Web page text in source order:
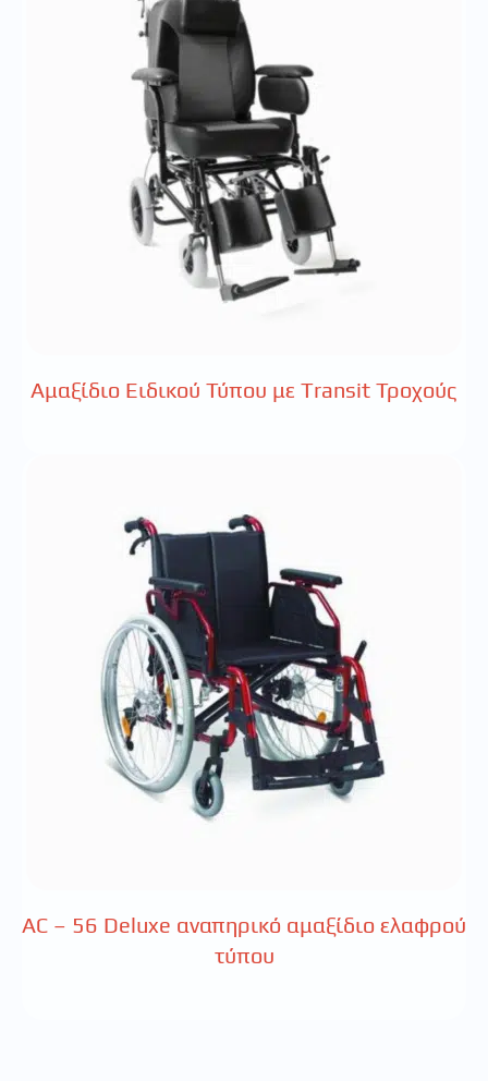
Αμαξίδιο Ειδικού Τύπου με Transit Τροχούς
AC – 56 Deluxe αναπηρικό αμαξίδιο ελαφρού
τύπου